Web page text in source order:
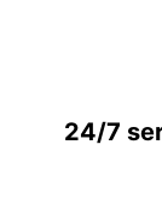
24/7